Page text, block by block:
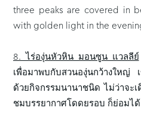
three peaks are covered in
with golden light in the
8. ไร่องุ่นหัวหิน มอนซูน แวลลีย์
เพื่อมาพบกับสวนองุ่นกว้างให
ด้วยกิจกรรมนานาชนิด ไม่ว่าจะ
ชมบรรยากาศโดดยรอบ ก็ย่อมได้